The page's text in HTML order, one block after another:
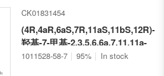
CK01831454
(4R,4aR,6aS,7R,11aS,11bS,12R)-
羟基-7-甲基-2,3,5,6,6a,7,11,11a-
八氢-1H-4,11b-(甲桥氧基甲桥)菲
1011528-58-7 95% In stock